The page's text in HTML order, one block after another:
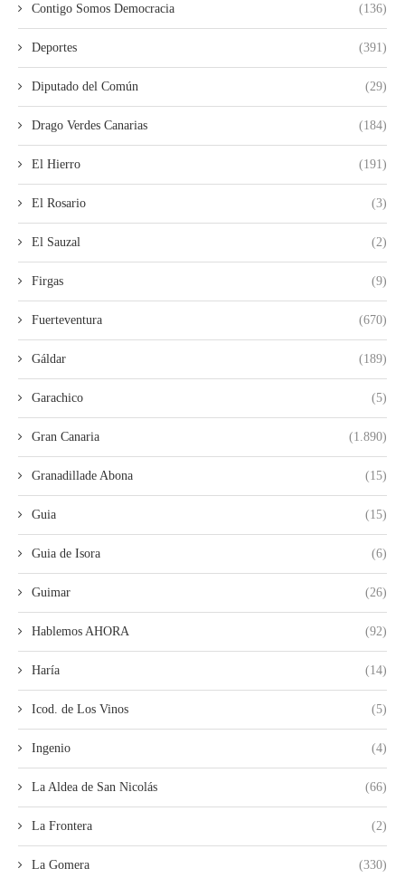
Contigo Somos Democracia (136)
Deportes (391)
Diputado del Común (29)
Drago Verdes Canarias (184)
El Hierro (191)
El Rosario (3)
El Sauzal (2)
Firgas (9)
Fuerteventura (670)
Gáldar (189)
Garachico (5)
Gran Canaria (1.890)
Granadillade Abona (15)
Guia (15)
Guia de Isora (6)
Guimar (26)
Hablemos AHORA (92)
Haría (14)
Icod. de Los Vinos (5)
Ingenio (4)
La Aldea de San Nicolás (66)
La Frontera (2)
La Gomera (330)